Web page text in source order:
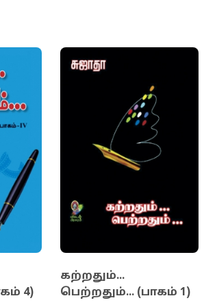
&lsquo;மறவன்
மாவை
போன்ற ஈழத்து
குவியல்தான் இந்த நூல்.
செய்யும் வகையில், ஈழத்து
நூலாசிரியர்
4)
கற்றதும்...
பெற்றதும்... (பாகம் 1)